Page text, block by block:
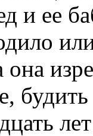
и ее
она